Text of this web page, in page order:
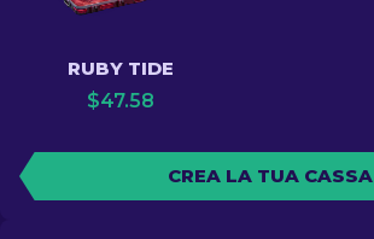
RUBY TIDE
$47.58
CREA LA TUA CASSA